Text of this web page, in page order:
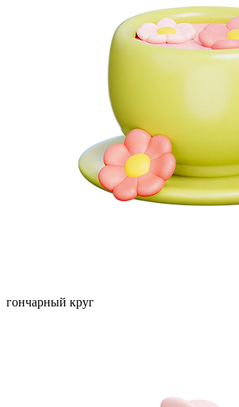
гончарный круг